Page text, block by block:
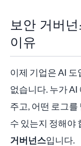
보안 거버
이유
이제 기업은 AI
없습니다. 누가
주고, 어떤 로그
수 있는지 정해야
거버넌스입니다.